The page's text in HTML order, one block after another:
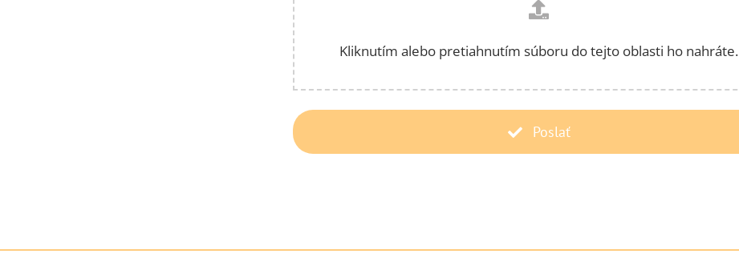
Kliknutím alebo pretiahnutím súboru do tejto oblasti ho nahráte.
Poslať